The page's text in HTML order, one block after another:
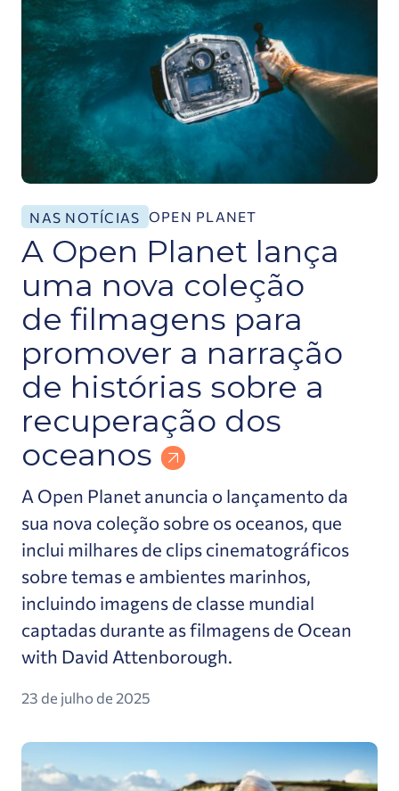
NAS NOTÍCIAS OPEN PLANET
A Open Planet lança
uma nova coleção
de filmagens para
promover a narração
de histórias sobre a
recuperação dos
oceanos
A Open Planet anuncia o lançamento da
sua nova coleção sobre os oceanos, que
inclui milhares de clips cinematográficos
sobre temas e ambientes marinhos,
incluindo imagens de classe mundial
captadas durante as filmagens de Ocean
with David Attenborough.
23 de julho de 2025
Gigantes de primeira linha e novas vozes